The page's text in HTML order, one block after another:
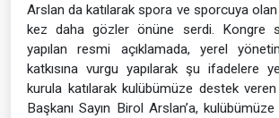
Arslan da katılarak spora ve sporcuya
kez daha gözler önüne serdi. Kongre
yapılan resmi açıklamada, yerel
katkısına vurgu yapılarak şu ifadelere
kurula katılarak kulübümüze destek
Başkanı Sayın Birol Arslan’a,